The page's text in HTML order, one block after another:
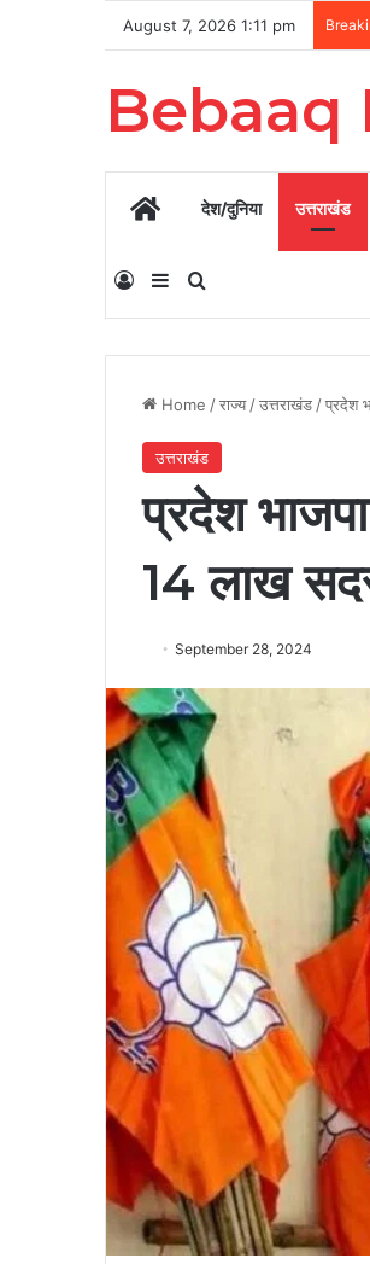
August 7, 2026 1:11 pm
Bebaaq
Homeदेश/दुनिया उत्तराखंड
Log InSidebarSearch for
Home /राज्य /उत्तराखंड /प्रदेश
उत्तराखंड
प्रदेश
14 लाख
September 28, 2024